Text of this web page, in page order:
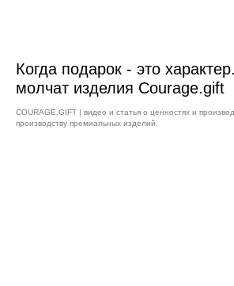
Когда подарок - это
молчат изделия Courage.gift
COURAGE.GIFT | видео и статья о ценностях и
производству премиальных изделий.